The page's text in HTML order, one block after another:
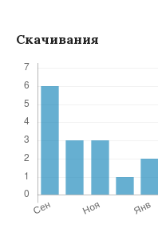
Скачивания